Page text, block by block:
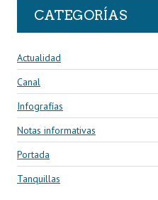
CATEGORÍAS
Actualidad
Canal
Infografías
Notas informativas
Portada
Tanquillas